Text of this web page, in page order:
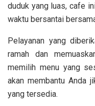
duduk yang luas, cafe
waktu bersantai
Pelayanan yang
ramah dan
memilih menu yang
akan membantu Anda
yang tersedia.